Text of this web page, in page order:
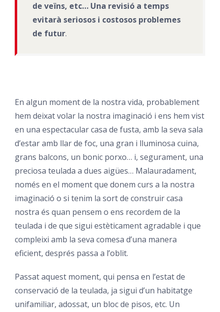
de veïns, etc… Una revisió a temps
evitarà seriosos i costosos problemes
de futur.
En algun moment de la nostra vida, probablement
hem deixat volar la nostra imaginació i ens hem vist
en una espectacular casa de fusta, amb la seva sala
d’estar amb llar de foc, una gran i lluminosa cuina,
grans balcons, un bonic porxo… i, segurament, una
preciosa teulada a dues aigües… Malauradament,
només en el moment que donem curs a la nostra
imaginació o si tenim la sort de construir casa
nostra és quan pensem o ens recordem de la
teulada i de que sigui estèticament agradable i que
compleixi amb la seva comesa d’una manera
eficient, després passa a l’oblit.
Passat aquest moment, qui pensa en l’estat de
conservació de la teulada, ja sigui d’un habitatge
unifamiliar, adossat, un bloc de pisos, etc. Un